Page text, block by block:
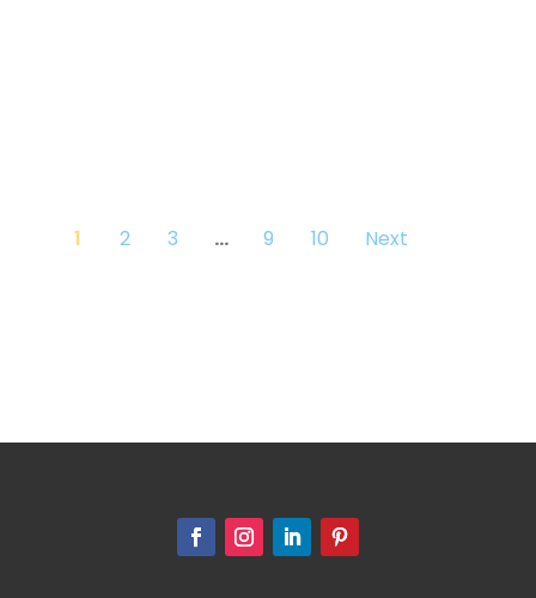
1 2 3 … 9 10 Next